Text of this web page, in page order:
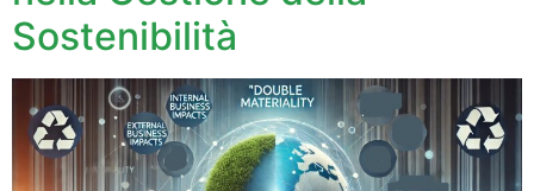
Sostenibilità